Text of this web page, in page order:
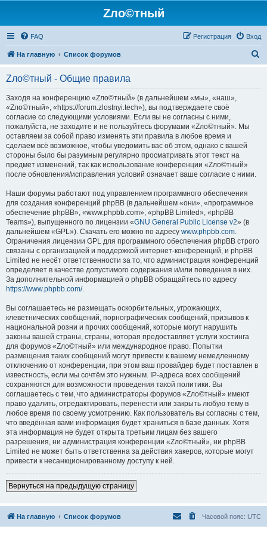
Zло©тный
FAQ Вход
Регистрация
На главную Список форумов
Zло©тный - Общие правила
Заходя на конференцию «Zло©тный» (в дальнейшем «мы», «наш»,
«Zло©тный», «https://forum.zlostnyi.tech»), вы подтверждаете своё
согласие со следующими условиями. Если вы не согласны с ними,
пожалуйста, не заходите и не пользуйтесь форумами «Zло©тный». Мы
оставляем за собой право изменять эти правила в любое время и
сделаем всё возможное, чтобы уведомить вас об этом, однако с вашей
стороны было бы разумным регулярно просматривать этот текст на
предмет изменений, так как использование конференции «Zло©тный»
после обновления/исправления условий означает ваше согласие с ними.
Наши форумы работают под управлением программного обеспечения
для создания конференций phpBB (в дальнейшем «они», «программное
обеспечение phpBB», «www.phpbb.com», «phpBB Limited», «phpBB
Teams»), выпущенного по лицензии «GNU General Public License v2» (в
дальнейшем «GPL»). Скачать его можно по адресу www.phpbb.com.
Ограничения лицензии GPL для программного обеспечения phpBB строго
связаны с организацией и поддержкой интернет-конференций, и phpBB
Limited не несёт ответственности за то, что администрация конференций
определяет в качестве допустимого содержания и/или поведения в них.
За дополнительной информацией о phpBB обращайтесь по адресу
https://www.phpbb.com/.
Вы соглашаетесь не размещать оскорбительных, угрожающих,
клеветнических сообщений, порнографических сообщений, призывов к
национальной розни и прочих сообщений, которые могут нарушить
законы вашей страны, страны, которая предоставляет услуги хостинга
для форумов «Zло©тный» или международное право. Попытки
размещения таких сообщений могут привести к вашему немедленному
отключению от конференции, при этом ваш провайдер будет поставлен в
известность, если мы сочтём это нужным. IP-адреса всех сообщений
сохраняются для возможности проведения такой политики. Вы
соглашаетесь с тем, что администраторы форумов «Zло©тный» имеют
право удалить, отредактировать, перенести или закрыть любую тему в
любое время по своему усмотрению. Как пользователь вы согласны с тем,
что введённая вами информация будет храниться в базе данных. Хотя
эта информация не будет открыта третьим лицам без вашего
разрешения, ни администрация конференции «Zло©тный», ни phpBB
Limited не может быть ответственна за действия хакеров, которые могут
привести к несанкционированному доступу к ней.
Вернуться на предыдущую страницу
На главную Список форумов Часовой пояс: UTC